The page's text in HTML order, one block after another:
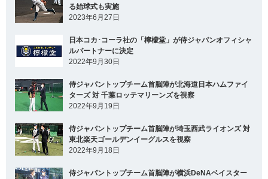
る始球式も実施
2023年6月27日
日本コカ･コーラ社の「檸檬堂」が侍ジャパンオフィシャ
ルパートナーに決定
2022年9月30日
侍ジャパントップチーム首脳陣が北海道日本ハムファイ
ターズ 対 千葉ロッテマリーンズを視察
2022年9月19日
侍ジャパントップチーム首脳陣が埼玉西武ライオンズ 対
東北楽天ゴールデンイーグルスを視察
2022年9月18日
侍ジャパントップチーム首脳陣が横浜DeNAベイスター